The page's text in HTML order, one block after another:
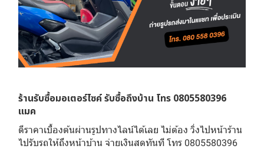
ร้านรับซื้อมอเตอร์ไซค์ รับซื้อถึงบ้าน โทร 0805580396
แมค
ตีราคาเบื้องต้นผ่านรูปทางไลน์ได้เลย ไม่ต้อง วิ่งไปหน้าร้าน
ไปรับรถให้ถึงหน้าบ้าน จ่ายเงินสดทันที โทร 0805580396